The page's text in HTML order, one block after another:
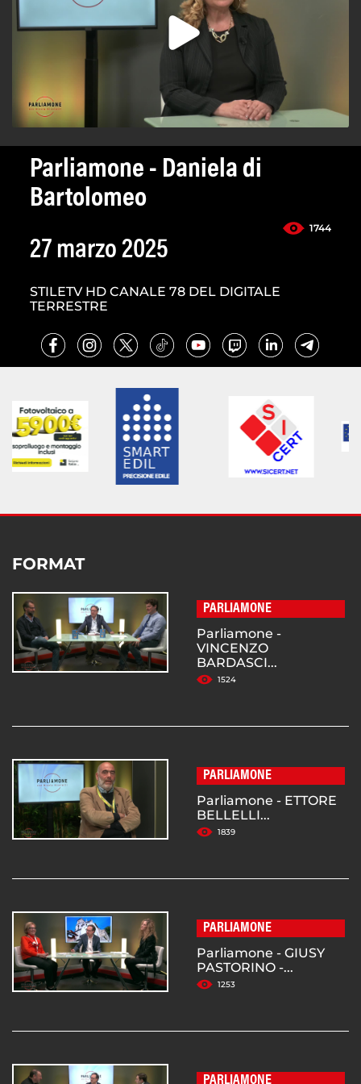
Parliamone - Daniela di
Bartolomeo
1744
27 marzo 2025
STILETV HD CANALE 78 DEL DIGITALE
TERRESTRE
FORMAT
PARLIAMONE
Parliamone -
VINCENZO
BARDASCI...
1524
PARLIAMONE
Parliamone - ETTORE
BELLELLI...
1839
PARLIAMONE
Parliamone - GIUSY
PASTORINO -...
1253
PARLIAMONE